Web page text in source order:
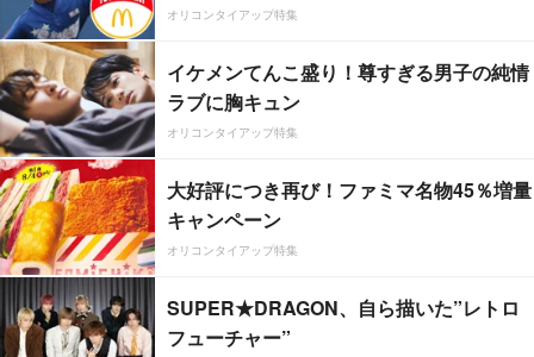
オリコンタイアップ特集
イケメンてんこ盛り！尊すぎる男子の純情
ラブに胸キュン
オリコンタイアップ特集
大好評につき再び！ファミマ名物45％増量
キャンペーン
オリコンタイアップ特集
SUPER★DRAGON、自ら描いた”レトロ
フューチャー”